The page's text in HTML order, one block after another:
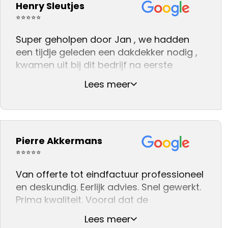
Henry Sleutjes
⭐⭐⭐⭐⭐
Super geholpen door Jan , we hadden
een tijdje geleden een dakdekker nodig ,
kwamen uit bij dit bedrijf na eerste
iemand spraken die wist waar hij het over
We kunnen dit bedrijf na onze ervaring
daarom aan iedereen adviseren .👍👍👍
Lees meer
Pierre Akkermans
⭐⭐⭐⭐⭐
Van offerte tot eindfactuur professioneel
en deskundig. Eerlijk advies. Snel gewerkt.
Prima kwaliteit. Vooral dat de
dakinspectie live gevolgd kon worden in
de woonkamer, waar ter plekke een
Lees meer